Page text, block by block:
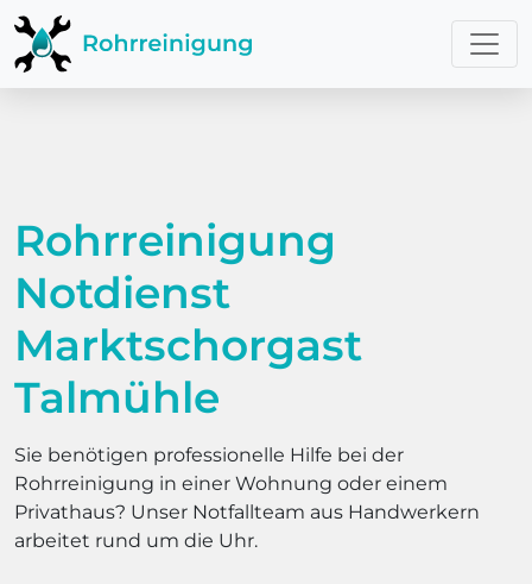
Rohrreinigung
Notdienst
Marktschorgast
Talmühle
Sie benötigen professionelle Hilfe bei der
Rohrreinigung in einer Wohnung oder einem
Privathaus? Unser Notfallteam aus Handwerkern
arbeitet rund um die Uhr.